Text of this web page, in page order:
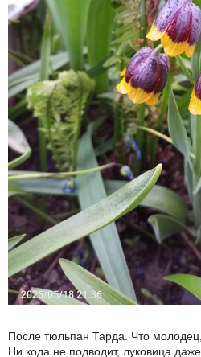
После тюльпан Тарда. Что
Ни кода не подводит, луковица